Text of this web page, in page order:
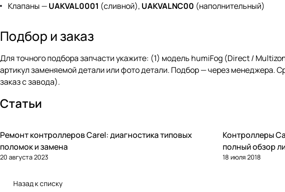
Клапаны —UAKVAL0001 (сливной), UAKVALNC00 (наполнительный)
Подбор и заказ
Для точного подбора запчасти укажите: (1) модель humiFog (Direct /
артикул заменяемой детали или фото детали. Подбор — черезменеджера.
заказ с завода).
Статьи
Автоматика и контроллеры
Ремонт контроллеров Carel: диагностика типовых
поломок и замена
20 августа 2023
Автоматика и
Контроллеры
полный обзор
18 июля 2018
Назад к списку